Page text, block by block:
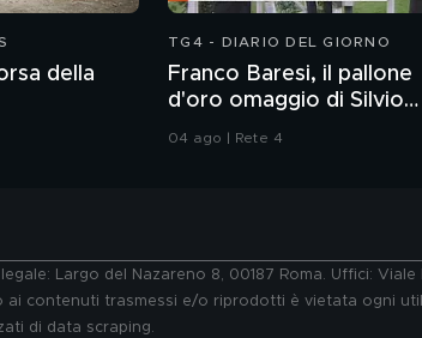
della
TG4 - DIARIO DEL GIORNO
Franco Baresi, il pallone
d'oro omaggio di Silvio
Berlusconi
04 ago | Rete 4
Largo del Nazareno 8, 00187 Roma. Uffici:
contenuti trasmessi e/o riprodotti è vietata ogni
di data scraping.